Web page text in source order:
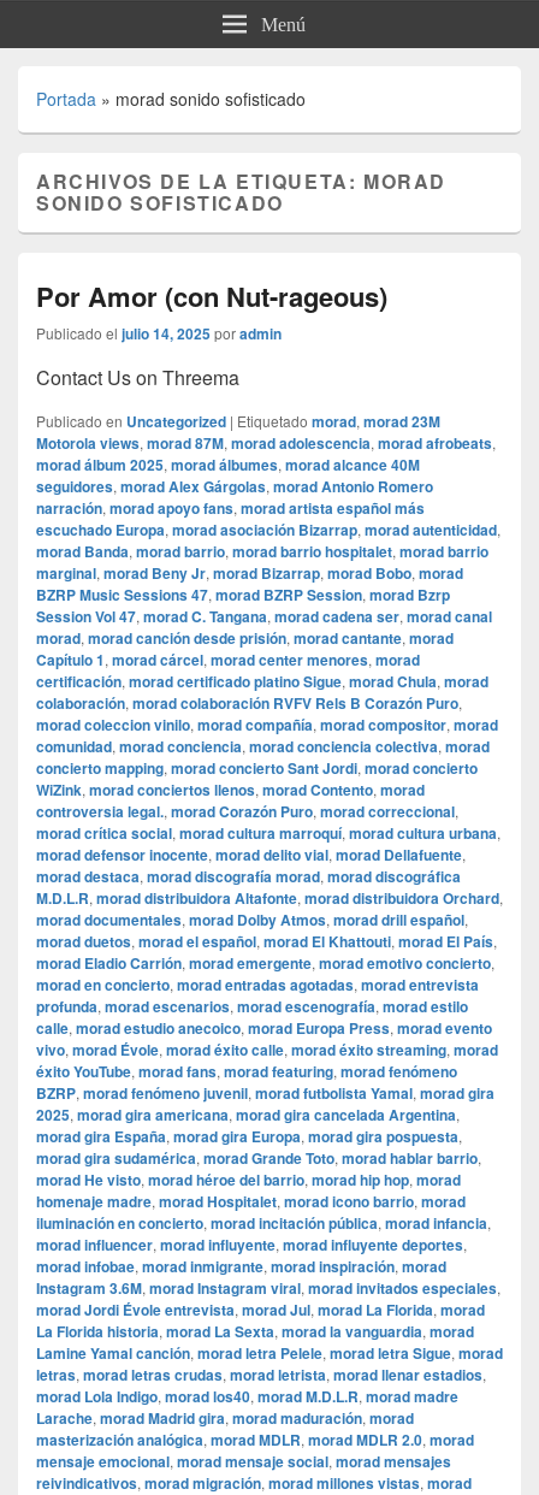
Menú
Portada » morad sonido sofisticado
ARCHIVOS DE LA ETIQUETA: MORAD
SONIDO SOFISTICADO
Por Amor (con Nut-rageous)
Publicado el julio 14, 2025poradmin
Contact Us on Threema
Publicado en Uncategorized | Etiquetado morad, morad 23M
Motorola views, morad 87M, morad adolescencia, morad afrobeats,
morad álbum 2025, morad álbumes, morad alcance 40M
seguidores, morad Alex Gárgolas, morad Antonio Romero
narración, morad apoyo fans, morad artista español más
escuchado Europa, morad asociación Bizarrap, morad autenticidad,
morad Banda, morad barrio, morad barrio hospitalet, morad barrio
marginal, morad Beny Jr, morad Bizarrap, morad Bobo, morad
BZRP Music Sessions 47, morad BZRP Session, morad Bzrp
Session Vol 47, morad C. Tangana, morad cadena ser, morad canal
morad, morad canción desde prisión, morad cantante, morad
Capítulo 1, morad cárcel, morad center menores, morad
certificación, morad certificado platino Sigue, morad Chula, morad
colaboración, morad colaboración RVFV Rels B Corazón Puro,
morad coleccion vinilo, morad compañía, morad compositor, morad
comunidad, morad conciencia, morad conciencia colectiva, morad
concierto mapping, morad concierto Sant Jordi, morad concierto
WiZink, morad conciertos llenos, morad Contento, morad
controversia legal., morad Corazón Puro, morad correccional,
morad crítica social, morad cultura marroquí, morad cultura urbana,
morad defensor inocente, morad delito vial, morad Dellafuente,
morad destaca, morad discografía morad, morad discográfica
M.D.L.R, morad distribuidora Altafonte, morad distribuidora Orchard,
morad documentales, morad Dolby Atmos, morad drill español,
morad duetos, morad el español, morad El Khattouti, morad El País,
morad Eladio Carrión, morad emergente, morad emotivo concierto,
morad en concierto, morad entradas agotadas, morad entrevista
profunda, morad escenarios, morad escenografía, morad estilo
calle, morad estudio anecoico, morad Europa Press, morad evento
vivo, morad Évole, morad éxito calle, morad éxito streaming, morad
éxito YouTube, morad fans, morad featuring, morad fenómeno
BZRP, morad fenómeno juvenil, morad futbolista Yamal, morad gira
2025, morad gira americana, morad gira cancelada Argentina,
morad gira España, morad gira Europa, morad gira pospuesta,
morad gira sudamérica, morad Grande Toto, morad hablar barrio,
morad He visto, morad héroe del barrio, morad hip hop, morad
homenaje madre, morad Hospitalet, morad icono barrio, morad
iluminación en concierto, morad incitación pública, morad infancia,
morad influencer, morad influyente, morad influyente deportes,
morad infobae, morad inmigrante, morad inspiración, morad
Instagram 3.6M, morad Instagram viral, morad invitados especiales,
morad Jordi Évole entrevista, morad Jul, morad La Florida, morad
La Florida historia, morad La Sexta, morad la vanguardia, morad
Lamine Yamal canción, morad letra Pelele, morad letra Sigue, morad
letras, morad letras crudas, morad letrista, morad llenar estadios,
morad Lola Indigo, morad los40, morad M.D.L.R, morad madre
Larache, morad Madrid gira, morad maduración, morad
masterización analógica, morad MDLR, morad MDLR 2.0, morad
mensaje emocional, morad mensaje social, morad mensajes
reivindicativos, morad migración, morad millones vistas, morad